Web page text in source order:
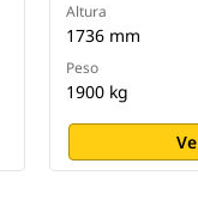
Altura
1736 mm
Peso
1900 kg